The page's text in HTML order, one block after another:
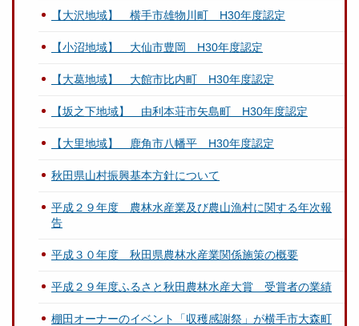
【大沢地域】 横手市雄物川町 H30年度認定
【小沼地域】 大仙市豊岡 H30年度認定
【大葛地域】 大館市比内町 H30年度認定
【坂之下地域】 由利本荘市矢島町 H30年度認定
【大里地域】 鹿角市八幡平 H30年度認定
秋田県山村振興基本方針について
平成２９年度 農林水産業及び農山漁村に関する年次報
告
平成３０年度 秋田県農林水産業関係施策の概要
平成２９年度ふるさと秋田農林水産大賞 受賞者の業績
棚田オーナーのイベント「収穫感謝祭」が横手市大森町